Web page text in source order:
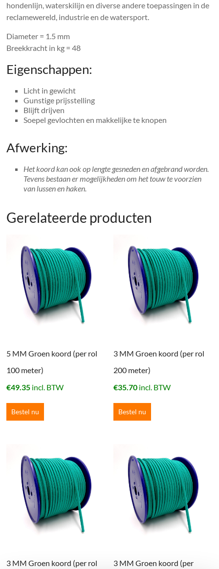
hondenlijn, waterskilijn en diverse andere toepassingen in de
reclamewereld, industrie en de watersport.
Diameter = 1.5 mm
Breekkracht in kg = 48
Eigenschappen:
Licht in gewicht
Gunstige prijsstelling
Blijft drijven
Soepel gevlochten en makkelijke te knopen
Afwerking:
Het koord kan ook op lengte gesneden en afgebrand worden.
Tevens bestaan er mogelijkheden om het touw te voorzien
van lussen en haken.
Gerelateerde producten
5 MM Groen koord (per rol
100 meter)
€49.35 incl. BTW
Bestel nu
3 MM Groen koord (per rol
200 meter)
€35.70 incl. BTW
Bestel nu
3 MM Groen koord (per rol 3 MM Groen koord (per